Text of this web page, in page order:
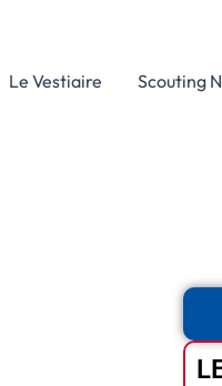
Le Vestiaire Scouting